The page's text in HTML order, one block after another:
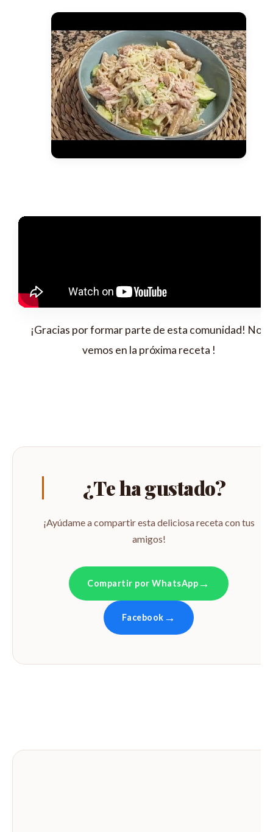
¡Gracias por formar parte de esta comunidad! Nos
vemos en la próxima receta !
¿Te ha gustado?
¡Ayúdame a compartir esta deliciosa receta con tus
amigos!
Compartir por WhatsApp
Facebook